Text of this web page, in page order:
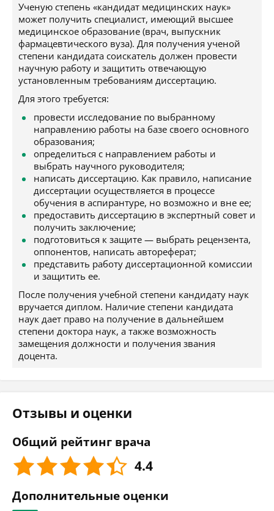
Ученую степень «кандидат медицинских наук»
может получить специалист, имеющий высшее
медицинское образование (врач, выпускник
фармацевтического вуза). Для получения ученой
степени кандидата соискатель должен провести
научную работу и защитить отвечающую
установленным требованиям диссертацию.
Для этого требуется:
провести исследование по выбранному
направлению работы на базе своего основного
образования;
определиться с направлением работы и
выбрать научного руководителя;
написать диссертацию. Как правило, написание
диссертации осуществляется в процессе
обучения в аспирантуре, но возможно и вне ее;
предоставить диссертацию в экспертный совет и
получить заключение;
подготовиться к защите — выбрать рецензента,
оппонентов, написать автореферат;
представить работу диссертационной комиссии
и защитить ее.
После получения учебной степени кандидату наук
вручается диплом. Наличие степени кандидата
наук дает право на получение в дальнейшем
степени доктора наук, а также возможность
замещения должности и получения звания
доцента.
Отзывы и оценки
Общий рейтинг врача
4.4
Дополнительные оценки